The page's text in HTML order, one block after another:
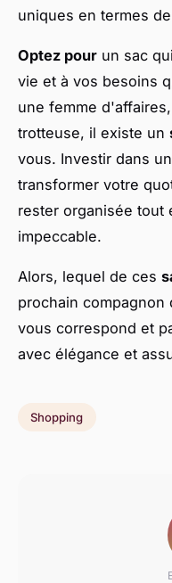
uniques en termes de
Optez pour un sac
vie et à vos besoins
une femme
trotteuse, il existe un
vous. Investir dans
transformer votre
rester organisée tout
impeccable.
Alors, lequel de ces
prochain compagnon
vous correspond et
avec élégance et
Shopping